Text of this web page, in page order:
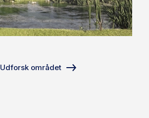
Udforsk området